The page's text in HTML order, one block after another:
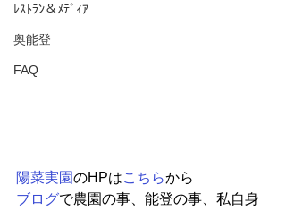
ﾚｽﾄﾗﾝ＆ﾒﾃﾞｨｱ
奥能登
FAQ
陽菜実園のHPはこちらから
ブログで農園の事、能登の事、私自身